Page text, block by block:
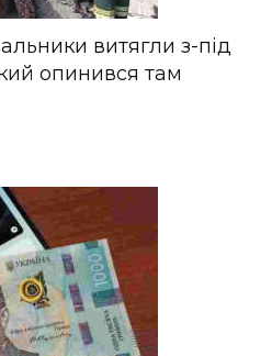
витягли з-під
опинився там